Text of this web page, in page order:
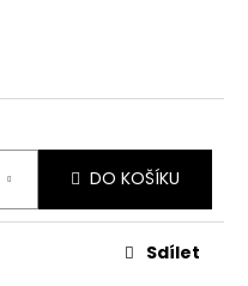
DO KOŠÍKU
Sdílet